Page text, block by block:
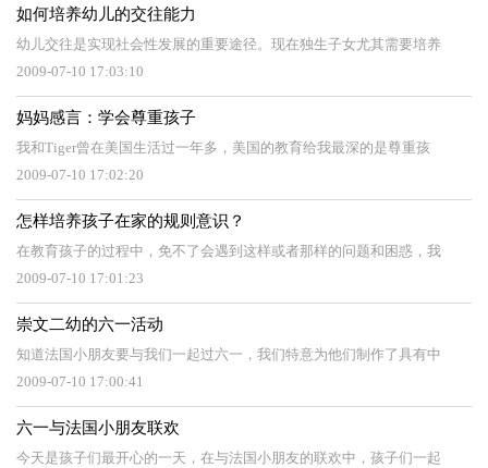
如何培养幼儿的交往能力
幼儿交往是实现社会性发展的重要途径。现在独生子女尤其需要培养
2009-07-10 17:03:10
妈妈感言：学会尊重孩子
我和Tiger曾在美国生活过一年多，美国的教育给我最深的是尊重孩
2009-07-10 17:02:20
怎样培养孩子在家的规则意识？
在教育孩子的过程中，免不了会遇到这样或者那样的问题和困惑，我
2009-07-10 17:01:23
崇文二幼的六一活动
知道法国小朋友要与我们一起过六一，我们特意为他们制作了具有中
2009-07-10 17:00:41
六一与法国小朋友联欢
今天是孩子们最开心的一天，在与法国小朋友的联欢中，孩子们一起